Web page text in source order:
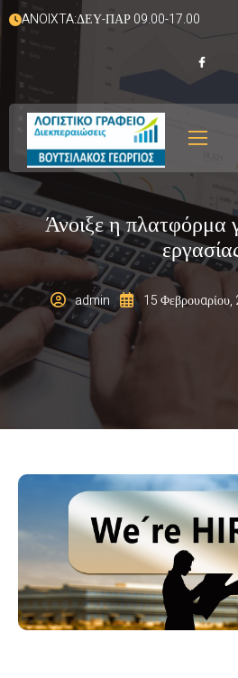
ANOIXTA:ΔΕΥ-ΠΑΡ 09.00-17.00
Άνοιξε η πλατφόρμα
admin 15